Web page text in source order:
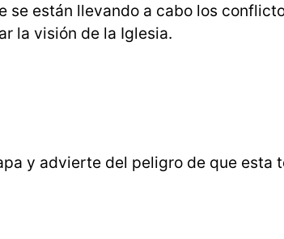
están llevando a cabo los
la visión de la Iglesia.
y advierte del peligro de que esta